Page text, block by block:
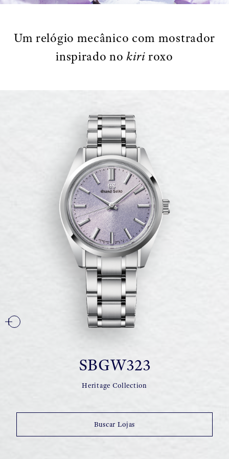
Um relógio mecânico com mostrador
inspirado nokiri roxo
SBGW323
Heritage Collection
Buscar Lojas